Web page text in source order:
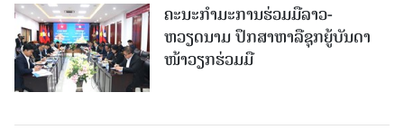
ຄະນະກໍາມະການຮ່ວມມືລາວ-
ຫວຽດນາມ ປຶກສາຫາລືຊຸກຍູ້ບັນດາ
ໜ້າວຽກຮ່ວມມື